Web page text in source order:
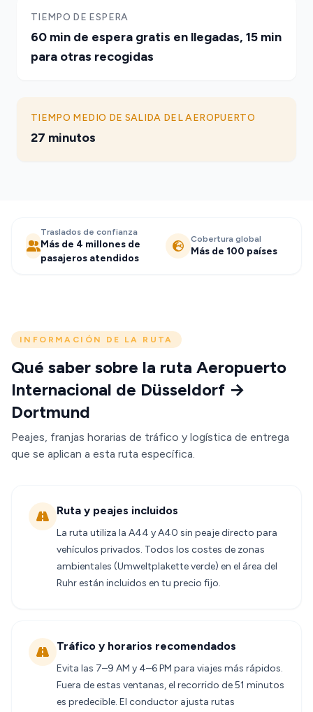
TIEMPO DE ESPERA
60 min de espera gratis en llegadas, 15 min
para otras recogidas
TIEMPO MEDIO DE SALIDA DEL AEROPUERTO
27 minutos
Traslados de confianza
Más de 4 millones de
pasajeros atendidos
Cobertura global
Más de 100 países
INFORMACIÓN DE LA RUTA
Qué saber sobre la ruta Aeropuerto
Internacional de Düsseldorf →
Dortmund
Peajes, franjas horarias de tráfico y logística de entrega
que se aplican a esta ruta específica.
Ruta y peajes incluidos
La ruta utiliza la A44 y A40 sin peaje directo para
vehículos privados. Todos los costes de zonas
ambientales (Umweltplakette verde) en el área del
Ruhr están incluidos en tu precio fijo.
Tráfico y horarios recomendados
Evita las 7–9 AM y 4–6 PM para viajes más rápidos.
Fuera de estas ventanas, el recorrido de 51 minutos
es predecible. El conductor ajusta rutas